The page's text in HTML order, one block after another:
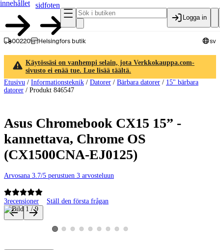
innehållet
sidfoten
Logga in
00220 Helsingfors butik sv
Käytössäsi on vanhempi selain, jota Verkkokauppa.com-
sivusto ei enää tue. Lue lisää täältä.
Etusivu / Informationsteknik / Datorer / Bärbara datorer / 15" bärbara
datorer / Produkt 846547
Asus Chromebook CX15 15” -
kannettava, Chrome OS
(CX1500CNA-EJ0125)
Arvosana 3.7/5 perustuen 3 arvosteluun
3recensioner Ställ den första frågan
Produktbilder och videor
Visa produktbild 1
Visa produktbild 2
Visa produktbild 3
Visa produktbild 4
Visa produktbild 5
Visa produktbild 6
Visa produktbild 7
Visa produktbild 8
Visa produktbild 9